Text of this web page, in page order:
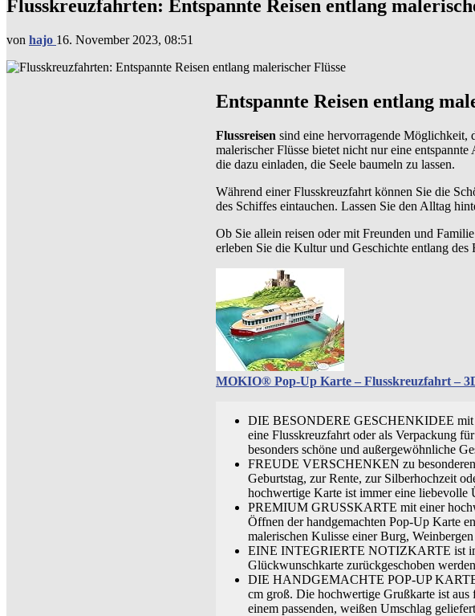
Flusskreuzfahrten: Entspannte Reisen entlang
von hajo 16. November 2023, 08:51
Entspannte Reisen entlang
Flussreisen sind eine hervorragende Möglichkeit,
malerischer Flüsse bietet nicht nur eine
die dazu einladen, die Seele baumeln zu lassen.
Während einer Flusskreuzfahrt können Sie die
des Schiffes eintauchen. Lassen Sie den Alltag
Ob Sie allein reisen oder mit Freunden und
erleben Sie die Kultur und Geschichte entlang des
MOKIO® Pop-Up Karte – Flusskreuzfahrt –
DIE BESONDERE GESCHENKIDEE mit
eine Flusskreuzfahrt oder als Verpackung
besonders schöne und außergewöhnliche
FREUDE VERSCHENKEN zu
Geburtstag, zur Rente, zur Silberhochzeit
hochwertige Karte ist immer eine liebevolle
PREMIUM GRUSSKARTE mit einer
Öffnen der handgemachten Pop-Up Karte
malerischen Kulisse einer Burg,
EINE INTEGRIERTE NOTIZKARTE ist
Glückwunschkarte zurückgeschoben
DIE HANDGEMACHTE POP-UP KARTE
cm groß. Die hochwertige Grußkarte ist
einem passenden, weißen Umschlag